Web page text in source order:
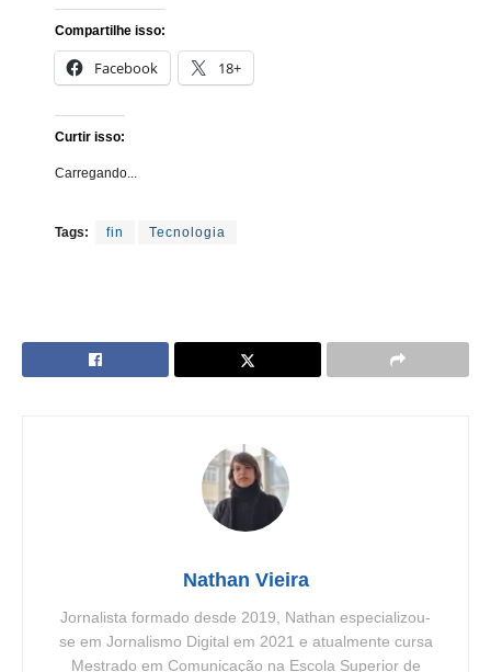
Compartilhe isso:
Facebook 18+
Curtir isso:
Carregando...
Tags: fin Tecnologia
Nathan Vieira
Jornalista formado desde 2019, Nathan especializou-
se em Jornalismo Digital em 2021 e atualmente cursa
Mestrado em Comunicação na Escola Superior de